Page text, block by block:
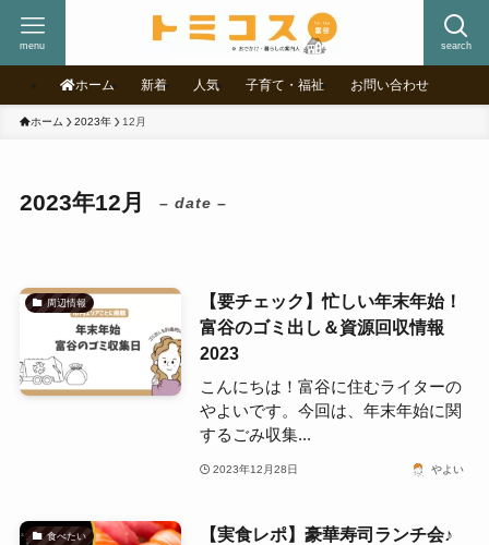
search
menu
ホーム 新着 人気 子育て・福祉 お問い合わせ
ホーム 2023年 12月
2023年12月 – date –
周辺情報
【要チェック】忙しい年末年始！
富谷のゴミ出し＆資源回収情報
2023
こんにちは！富谷に住むライターの
やよいです。今回は、年末年始に関
するごみ収集...
2023年12月28日 やよい
食べたい
【実食レポ】豪華寿司ランチ会♪